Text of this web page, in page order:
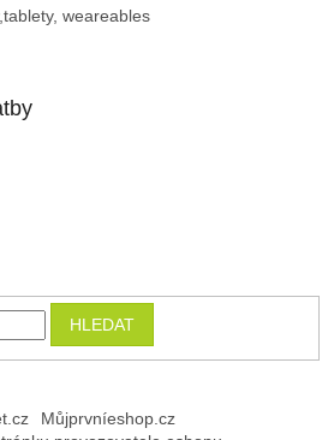
weareables
HLEDAT
Můjprvníeshop.cz